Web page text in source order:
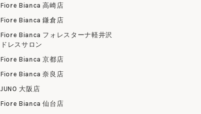
Fiore Bianca 高崎店
Fiore Bianca 鎌倉店
Fiore Bianca フォレスターナ軽井沢
ドレスサロン
Fiore Bianca 京都店
Fiore Bianca 奈良店
JUNO 大阪店
Fiore Bianca 仙台店